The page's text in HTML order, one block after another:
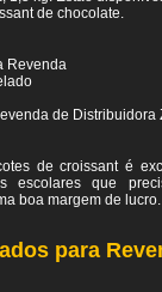
de chocolate.
Revenda
de Distribuidora
de croissant é
escolares que
boa margem de lucro.
para